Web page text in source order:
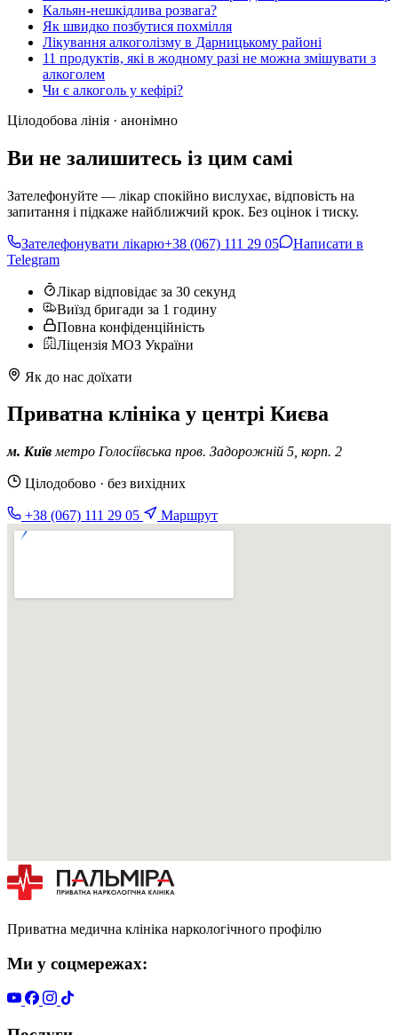
Кальян-нешкідлива розвага?
Як швидко позбутися похмілля
Лікування алкоголізму в Дарницькому районі
11 продуктів, які в жодному разі не можна змішувати з
алкоголем
Чи є алкоголь у кефірі?
Цілодобова лінія · анонімно
Ви не залишитесь із цим самі
Зателефонуйте — лікар спокійно вислухає, відповість на
запитання і підкаже найближчий крок. Без оцінок і тиску.
Зателефонувати лікарю+38 (067) 111 29 05
Написати в
Telegram
Лікар відповідає за 30 секунд
Виїзд бригади за 1 годину
Повна конфіденційність
Ліцензія МОЗ України
Як до нас доїхати
Приватна клініка у центрі Києва
м. Київ метро Голосіївська пров. Задорожній 5, корп. 2
Цілодобово · без вихідних
+38 (067) 111 29 05 Маршрут
Приватна медична клініка наркологічного профілю
Ми у соцмережах: